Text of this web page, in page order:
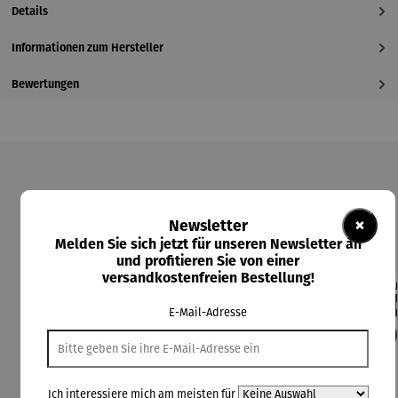
Details
Informationen zum Hersteller
Bewertungen
Kunden kauften auch
Derzeit vergriffen
×
Newsletter
Melden Sie sich jetzt für unseren Newsletter an
und profitieren Sie von einer
versandkostenfreien Bestellung!
E-Mail-Adresse
Ich interessiere mich am meisten für